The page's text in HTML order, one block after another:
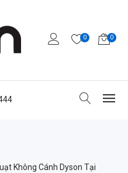
0 0
Không Cánh Dyson Tại